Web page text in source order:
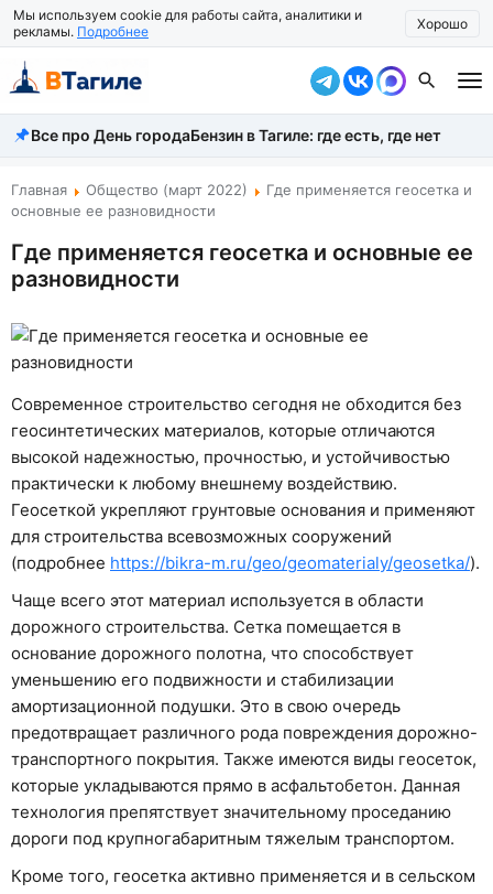
Мы используем cookie для работы сайта, аналитики и
рекламы. Подробнее Хорошо
Все новости
Происшествия
Власть
Жизнь
Экономика
Общество
Рассказать новость
Все про День городаБензин в Тагиле: где есть, где нет
Главная Общество (март 2022)
Где применяется геосетка и
основные ее разновидности
Где применяется геосетка и основные ее
разновидности
Современное строительство сегодня не обходится без
геосинтетических материалов, которые отличаются
высокой надежностью, прочностью, и устойчивостью
практически к любому внешнему воздействию.
Геосеткой укрепляют грунтовые основания и применяют
для строительства всевозможных сооружений
(подробнее https://bikra-m.ru/geo/geomaterialy/geosetka/).
Чаще всего этот материал используется в области
дорожного строительства. Сетка помещается в
основание дорожного полотна, что способствует
уменьшению его подвижности и стабилизации
амортизационной подушки. Это в свою очередь
предотвращает различного рода повреждения дорожно-
транспортного покрытия. Также имеются виды геосеток,
которые укладываются прямо в асфальтобетон. Данная
технология препятствует значительному проседанию
дороги под крупногабаритным тяжелым транспортом.
Кроме того, геосетка активно применяется и в сельском